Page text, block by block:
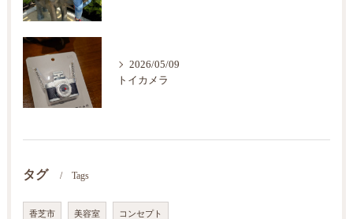
2026/05/09
トイカメラ
タグ Tags
香芝市 美容室 コンセプト